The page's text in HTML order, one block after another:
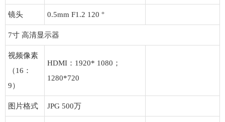
镜头 0.5mm F1.2 120 °
7寸 高清显示器
视频像素
（16：
9）
HDMI：1920* 1080；
1280*720
图片格式 JPG 500万